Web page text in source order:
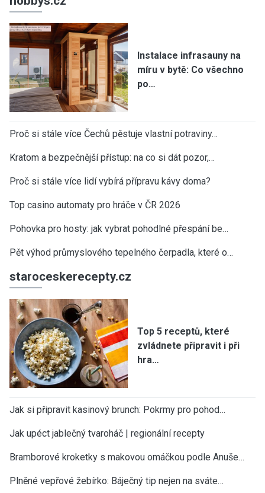
Instalace infrasauny na
míru v bytě: Co všechno
po…
Proč si stále více Čechů pěstuje vlastní potraviny…
Kratom a bezpečnější přístup: na co si dát pozor,…
Proč si stále více lidí vybírá přípravu kávy doma?
Top casino automaty pro hráče v ČR 2026
Pohovka pro hosty: jak vybrat pohodlné přespání be…
Pět výhod průmyslového tepelného čerpadla, které o…
staroceskerecepty.cz
Top 5 receptů, které
zvládnete připravit i při
hra…
Jak si připravit kasinový brunch: Pokrmy pro pohod…
Jak upéct jablečný tvaroháč | regionální recepty
Bramborové kroketky s makovou omáčkou podle Anuše…
Plněné vepřové žebírko: Báječný tip nejen na sváte…